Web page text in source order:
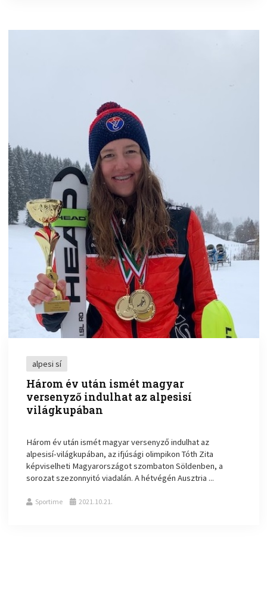
alpesi sí
Három év után ismét magyar
versenyző indulhat az alpesisí
világkupában
Három év után ismét magyar versenyző indulhat az
alpesisí-világkupában, az ifjúsági olimpikon Tóth Zita
képviselheti Magyarországot szombaton Söldenben, a
sorozat szezonnyitó viadalán. A hétvégén Ausztria ...
Sportime 2021.10.21.